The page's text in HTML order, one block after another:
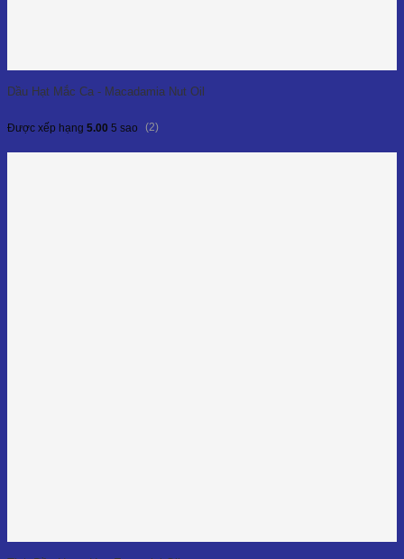
Dầu Hạt Mắc Ca - Macadamia Nut Oil
Được xếp hạng 5.00 5 sao (2)